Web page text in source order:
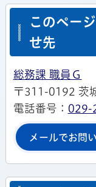
このペー
せ先
総務課 職員Ｇ
〒311-0192 茨
電話番号： 029-
メールでお問